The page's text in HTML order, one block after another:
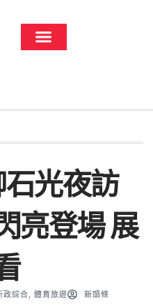
石光夜訪
亮登場 展
政綜合 體育旅遊 新頭條